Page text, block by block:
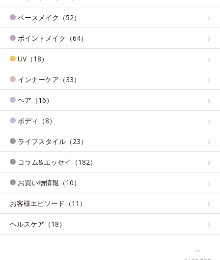
ベースメイク（52）
ポイントメイク（64）
UV（18）
インナーケア（33）
ヘア（16）
ボディ（8）
ライフスタイル（23）
コラム&エッセイ（182）
お買い物情報（10）
お客様エピソード（11）
ヘルスケア（18）